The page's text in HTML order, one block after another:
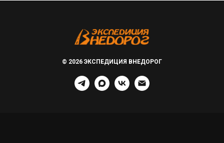
© 2026 ЭКСПЕДИЦИЯ ВНЕДОРОГ